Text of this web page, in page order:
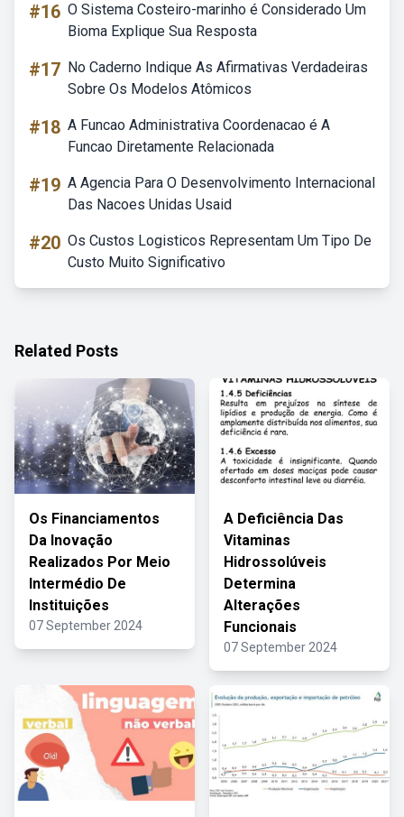
#16 O Sistema Costeiro-marinho é Considerado Um
Bioma Explique Sua Resposta
#17 No Caderno Indique As Afirmativas Verdadeiras
Sobre Os Modelos Atômicos
#18 A Funcao Administrativa Coordenacao é A
Funcao Diretamente Relacionada
#19 A Agencia Para O Desenvolvimento Internacional
Das Nacoes Unidas Usaid
#20 Os Custos Logisticos Representam Um Tipo De
Custo Muito Significativo
Related Posts
Os Financiamentos
Da Inovação
Realizados Por Meio
Intermédio De
Instituições
07 September 2024
A Deficiência Das
Vitaminas
Hidrossolúveis
Determina
Alterações
Funcionais
07 September 2024